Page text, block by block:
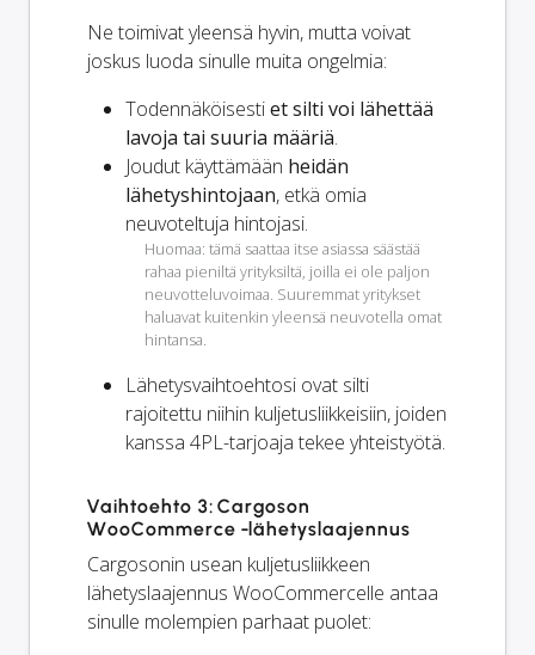
Ne toimivat yleensä hyvin, mutta voivat
joskus luoda sinulle muita ongelmia:
Todennäköisestiet silti voi lähettää
lavoja tai suuria määriä.
Joudut käyttämään heidän
lähetyshintojaan, etkä omia
neuvoteltuja hintojasi.
Huomaa: tämä saattaa itse asiassa säästää
rahaa pieniltä yrityksiltä, joilla ei ole paljon
neuvotteluvoimaa. Suuremmat yritykset
haluavat kuitenkin yleensä neuvotella omat
hintansa.
Lähetysvaihtoehtosi ovat silti
rajoitettu niihin kuljetusliikkeisiin, joiden
kanssa 4PL-tarjoaja tekee yhteistyötä.
Vaihtoehto 3: Cargoson
WooCommerce -lähetyslaajennus
Cargosonin usean kuljetusliikkeen
lähetyslaajennus WooCommercelle antaa
sinulle molempien parhaat puolet: